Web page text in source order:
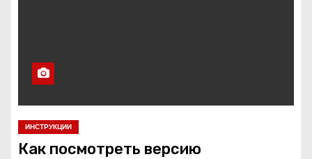
ИНСТРУКЦИИ
Как посмотреть версию